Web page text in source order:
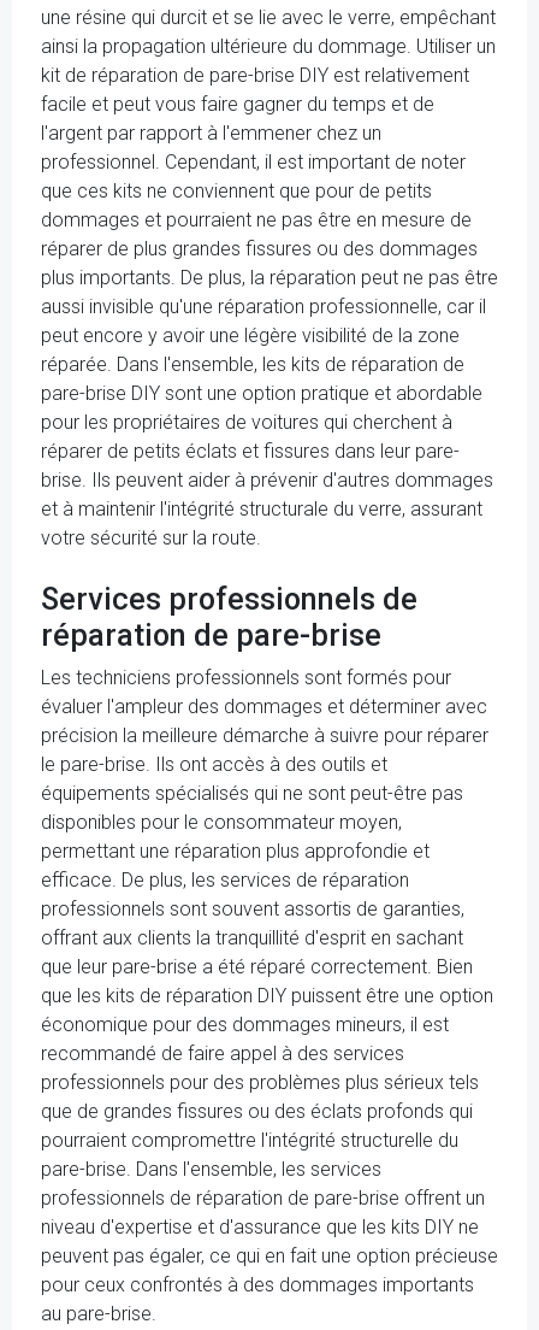
une résine qui durcit et se lie avec le verre, empêchant
ainsi la propagation ultérieure du dommage. Utiliser un
kit de réparation de pare-brise DIY est relativement
facile et peut vous faire gagner du temps et de
l'argent par rapport à l'emmener chez un
professionnel. Cependant, il est important de noter
que ces kits ne conviennent que pour de petits
dommages et pourraient ne pas être en mesure de
réparer de plus grandes fissures ou des dommages
plus importants. De plus, la réparation peut ne pas être
aussi invisible qu'une réparation professionnelle, car il
peut encore y avoir une légère visibilité de la zone
réparée. Dans l'ensemble, les kits de réparation de
pare-brise DIY sont une option pratique et abordable
pour les propriétaires de voitures qui cherchent à
réparer de petits éclats et fissures dans leur pare-
brise. Ils peuvent aider à prévenir d'autres dommages
et à maintenir l'intégrité structurale du verre, assurant
votre sécurité sur la route.
Services professionnels de
réparation de pare-brise
Les techniciens professionnels sont formés pour
évaluer l'ampleur des dommages et déterminer avec
précision la meilleure démarche à suivre pour réparer
le pare-brise. Ils ont accès à des outils et
équipements spécialisés qui ne sont peut-être pas
disponibles pour le consommateur moyen,
permettant une réparation plus approfondie et
efficace. De plus, les services de réparation
professionnels sont souvent assortis de garanties,
offrant aux clients la tranquillité d'esprit en sachant
que leur pare-brise a été réparé correctement. Bien
que les kits de réparation DIY puissent être une option
économique pour des dommages mineurs, il est
recommandé de faire appel à des services
professionnels pour des problèmes plus sérieux tels
que de grandes fissures ou des éclats profonds qui
pourraient compromettre l'intégrité structurelle du
pare-brise. Dans l'ensemble, les services
professionnels de réparation de pare-brise offrent un
niveau d'expertise et d'assurance que les kits DIY ne
peuvent pas égaler, ce qui en fait une option précieuse
pour ceux confrontés à des dommages importants
au pare-brise.